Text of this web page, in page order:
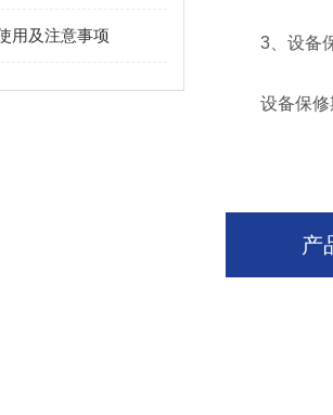
用及注意事项 3、设备
设备保修期
产